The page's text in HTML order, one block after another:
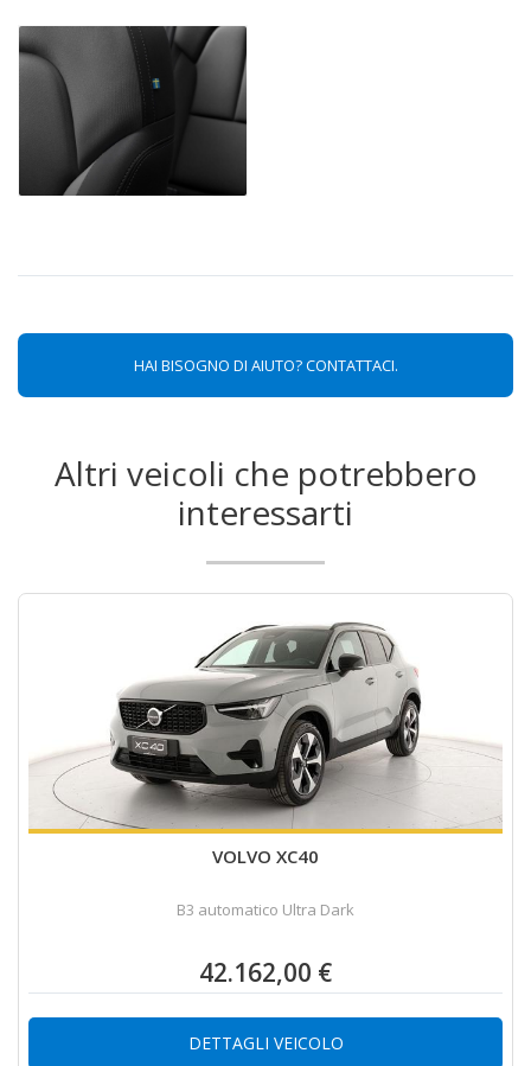
HAI BISOGNO DI AIUTO? CONTATTACI.
Altri veicoli che potrebbero
interessarti
VOLVO XC40
B3 automatico Ultra Dark
42.162,00 €
DETTAGLI VEICOLO